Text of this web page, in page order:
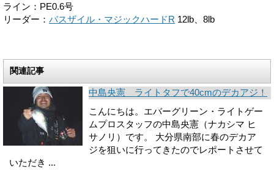
ライン：PE0.6号
リーダー： バスザイル・マジックハードR 12lb、8lb
関連記事
中島央憲 ライトタフで40cmのデカアジ！
こんにちは。エバーグリーン・ライトゲー
ムプロスタッフの中島央憲（ナカシマ ヒ
サノリ）です。 大分県南部に春のデカア
ジを狙いに行ってきたのでレポートさせて
いただき ...